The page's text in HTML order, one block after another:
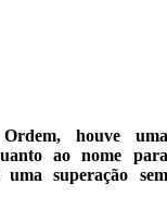
houve uma
ao nome para
superação sem